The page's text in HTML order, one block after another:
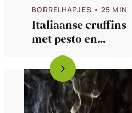
BORRELHAPJES • 25 MIN
Italiaanse cruffins
met pesto en
zongedroogde
tomaatjes